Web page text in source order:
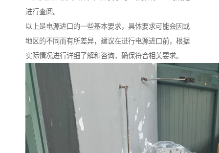
进行查阅。
以上是电源进口的一些基本要求，具体要求可能会因或
地区的不同而有所差异，建议在进行电源进口前，根据
实际情况进行详细了解和咨询，确保符合相关要求。